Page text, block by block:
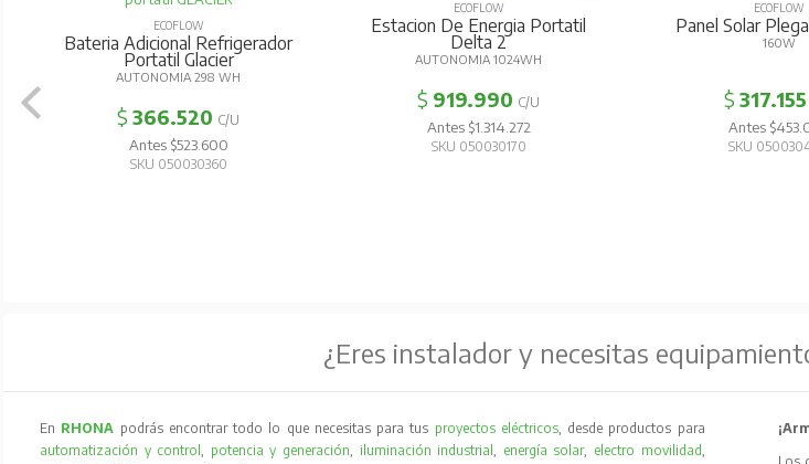
ECOFLOW
Bateria Adicional Refrigerador
Portatil Glacier
AUTONOMIA 298 WH
$366.520 C/U
Antes $523.600
SKU 050030360
ECOFLOW
Estacion De Energia Portatil
Delta 2
AUTONOMIA 1024WH
$ 919.990 C/U
Antes $1.314.272
SKU 050030170
ECOFLOW
Panel Solar
160W
$317.155
Antes
SKU
¿Eres instalador y necesitas
En RHONA podrás encontrar todo lo que necesitas para tus proyectos eléctricos, desde productos para
automatización y control, potencia y generación, iluminación industrial, energía solar, electro movilidad,